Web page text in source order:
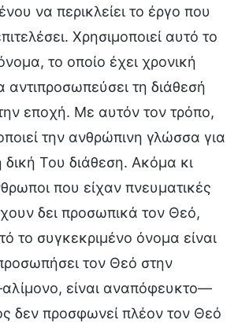
να περικλείει το έργο που
Χρησιμοποιεί αυτό το
το οποίο έχει χρονική
αντιπροσωπεύσει τη διάθεσή
εποχή. Με αυτόν τον τρόπο,
την ανθρώπινη γλώσσα για
δική Του διάθεση. Ακόμα κι
που είχαν πνευματικές
δει προσωπικά τον Θεό,
το συγκεκριμένο όνομα είναι
τον Θεό στην
είναι αναπόφευκτο—
δεν προσφωνεί πλέον τον Θεό